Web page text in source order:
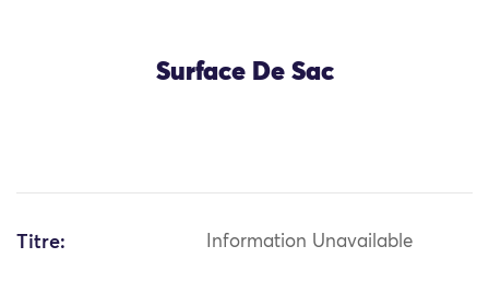
Surface De Sac
Titre: Information Unavailable